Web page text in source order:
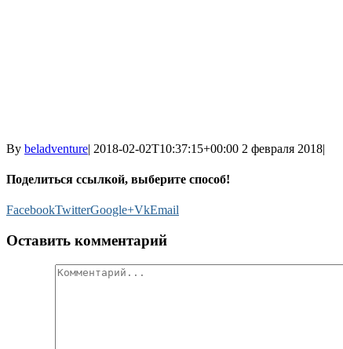
By beladventure| 2018-02-02T10:37:15+00:00 2 февраля 2018|
Поделиться ссылкой, выберите способ!
FacebookTwitterGoogle+VkEmail
Оставить комментарий